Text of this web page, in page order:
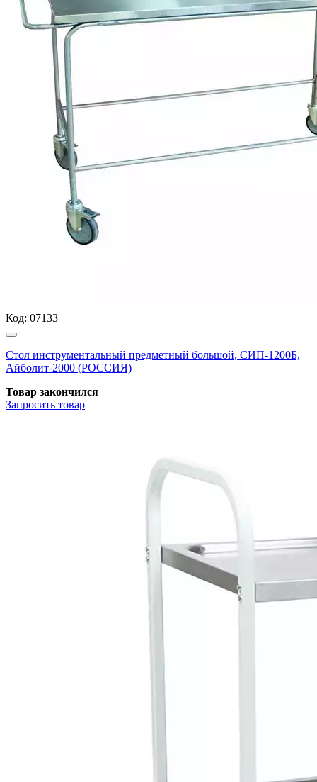
Код: 07133
Стол инструментальный предметный большой, СИП-1200Б,
Айболит-2000 (РОССИЯ)
Товар закончился
Запросить товар